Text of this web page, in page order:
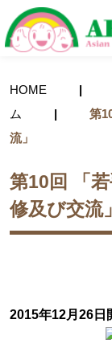
HOME
ム
第
流」
第10回 「
修及び交流」
2015年12月26日